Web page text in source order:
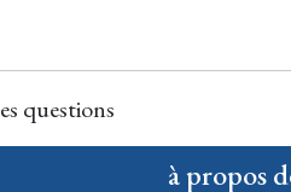
questions
à propos